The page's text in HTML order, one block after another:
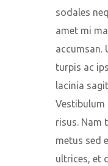
sodales
amet mi
accumsan.
turpis ac
lacinia
Vestibulum
risus. Nam
metus sed
ultrices, et